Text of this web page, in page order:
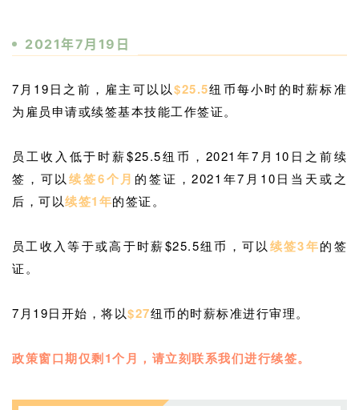
2021年7月19日
7月19日之前，雇主可以以$25.5纽币每小时的时薪标准
为雇员申请或续签基本技能工作签证。
员工收入低于时薪$25.5纽币，2021年7月10日之前续
签，可以续签6个月 的签证，2021年7月10日当天或之
后，可以续签1年的签证。
员工收入等于或高于时薪$25.5纽币，可以续签3年的签
证。
7月19日开始，将以$27纽币的时薪标准进行审理。
政策窗口期仅剩1个月，请立刻联系我们进行续签。